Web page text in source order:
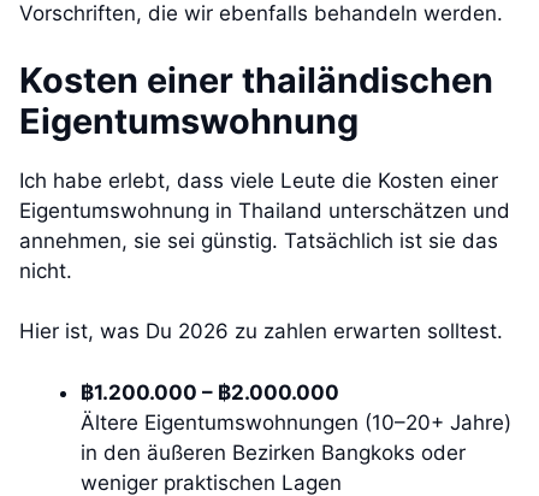
Vorschriften, die wir ebenfalls behandeln werden.
Kosten einer thailändischen
Eigentumswohnung
Ich habe erlebt, dass viele Leute die Kosten einer
Eigentumswohnung in Thailand unterschätzen und
annehmen, sie sei günstig. Tatsächlich ist sie das
nicht.
Hier ist, was Du 2026 zu zahlen erwarten solltest.
฿1.200.000 – ฿2.000.000
Ältere Eigentumswohnungen (10–20+ Jahre)
in den äußeren Bezirken Bangkoks oder
weniger praktischen Lagen